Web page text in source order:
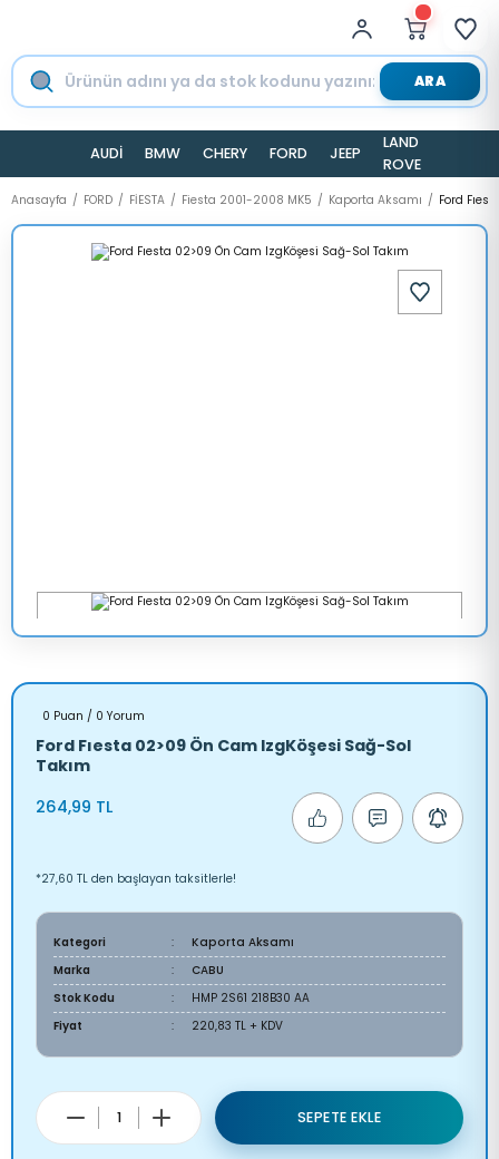
ARA
AUDİ BMW CHERY FORD JEEP
LAND
ROVER
Anasayfa FORD FİESTA Fiesta 2001-2008 MK5 Kaporta Aksamı Ford
0 Puan / 0 Yorum
Ford Fıesta 02>09 Ön Cam IzgKöşesi Sağ-Sol
Takım
264,99 TL
*27,60 TL den başlayan taksitlerle!
Kategori
Kaporta Aksamı
Marka
CABU
Stok Kodu
HMP 2S61 218B30 AA
Fiyat
220,83 TL + KDV
SEPETE EKLE